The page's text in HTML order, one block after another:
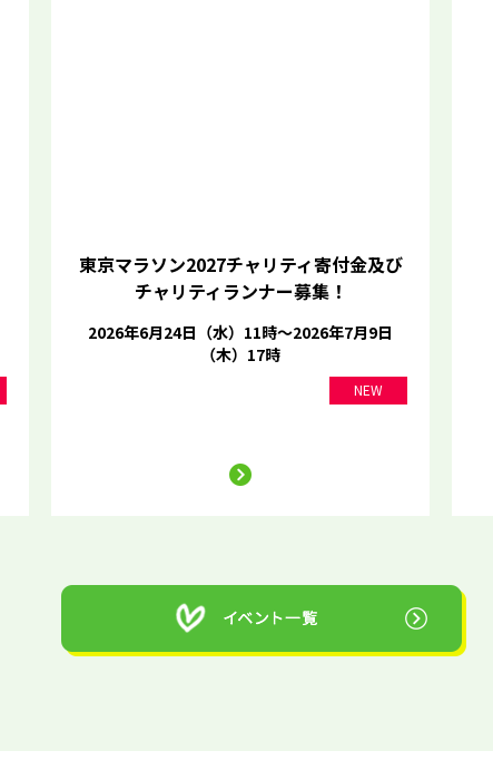
東京マラソン2027チャリティ寄付金及び
チャリティランナー募集！
2026年6月24日（水）11時～2026年7月9日
（木）17時
NEW